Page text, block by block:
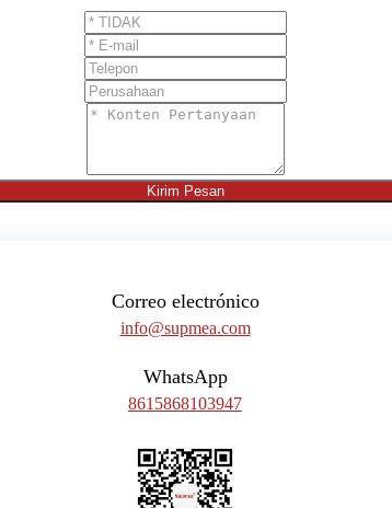
Kirim Pesan
Correo electrónico
info@supmea.com
WhatsApp
8615868103947